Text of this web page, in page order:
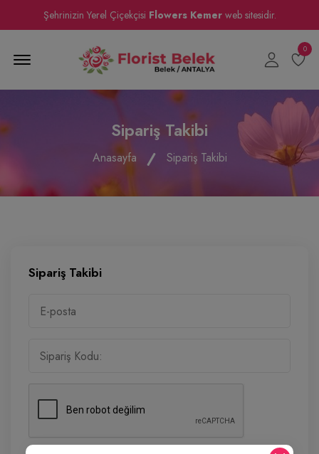
Şehrinizin Yerel Çiçekçisi Flowers Kemerweb sitesidir.
Menu Open 0
Sipariş Takibi
Anasayfa Sipariş Takibi
Sipariş Takibi